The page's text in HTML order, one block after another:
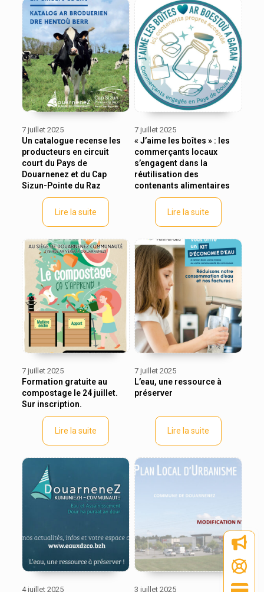
7 juillet 2025
Un catalogue recense les
producteurs en circuit
court du Pays de
Douarnenez et du Cap
Sizun-Pointe du Raz
Lire la suite
7 juillet 2025
« J’aime les boîtes » : les
commerçants locaux
s’engagent dans la
réutilisation des
contenants alimentaires
Lire la suite
7 juillet 2025
Formation gratuite au
compostage le 24 juillet.
Sur inscription.
Lire la suite
7 juillet 2025
L’eau, une ressource à
préserver
Lire la suite
4 juillet 2025 3 juillet 2025